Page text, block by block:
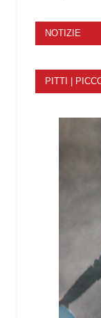
NOTIZIE
PITTI |